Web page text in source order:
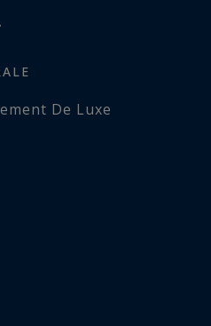
De Luxe